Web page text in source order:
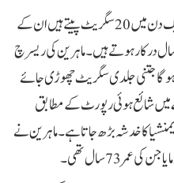
ماہرین کا کہنا ہے کہ جو افراد 30 سال میں ایک دن میں 20 سگریٹ پیتے ہیں ان کے
کو مکمل صحت یاب ہونے میں 25 سال درکار ہوتے ہیں۔ ماہرین کی ریسرچ
گا جتنی جلدی سگریٹ چھوڑی جائے
میں شائع ہوئی رپورٹ کے مطابق
کا خدشہ بڑھ جاتا ہے۔ ماہرین نے